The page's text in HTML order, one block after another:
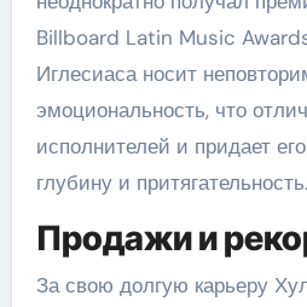
Billboard Latin Music
Иглесиаса носит
эмоциональность, что
исполнителей и придает
глубину и притягательность.
Продажи и
За свою долгую карьеру